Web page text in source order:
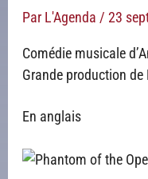
Par L'Agenda /23
Comédie musicale
Grande production
En anglais